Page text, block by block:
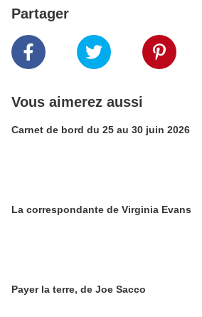
Partager
Vous aimerez aussi
Carnet de bord du 25 au 30 juin 2026
La correspondante de Virginia Evans
Payer la terre, de Joe Sacco